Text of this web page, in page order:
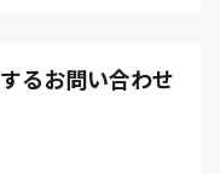
るお問い合わせ